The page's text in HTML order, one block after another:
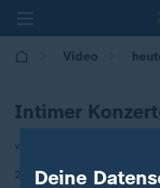
Video
Intimer
von Daniela Sonntag
29.07.2020 | 21:45
Deine